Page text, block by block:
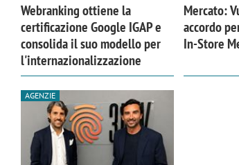
Webranking ottiene la
certificazione Google IGAP e
consolida il suo modello per
l'internazionalizzazione
Mercato:
accordo
In-Store
AGENZIE